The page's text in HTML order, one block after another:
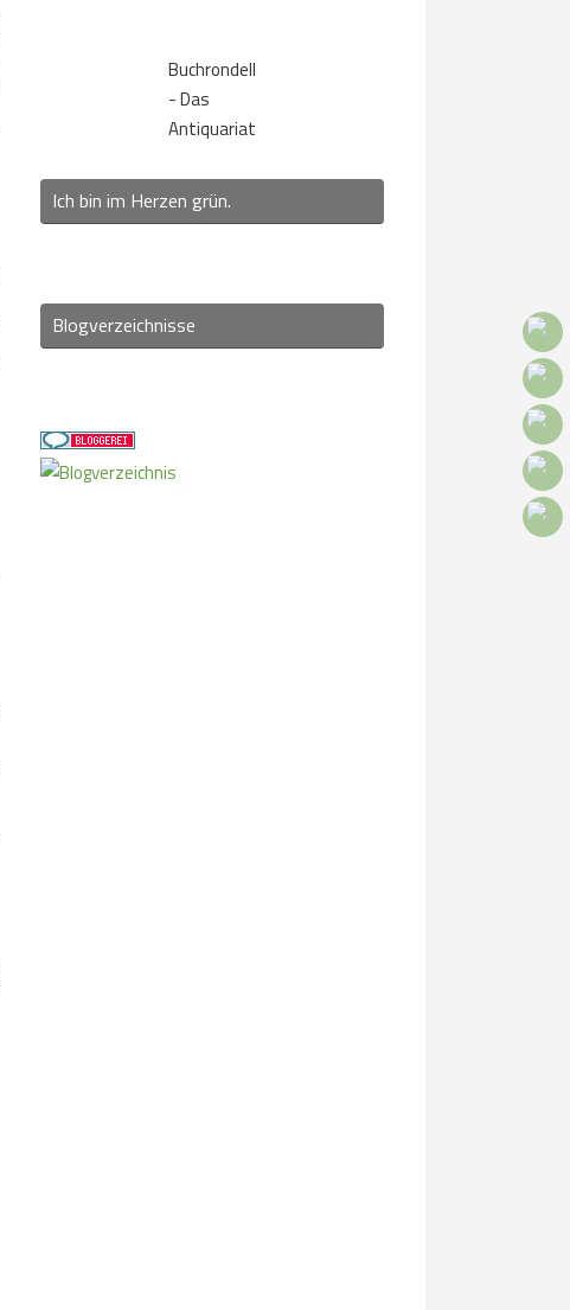
Buchrondell
- Das
Antiquariat
Ich bin im Herzen grün.
Blogverzeichnisse